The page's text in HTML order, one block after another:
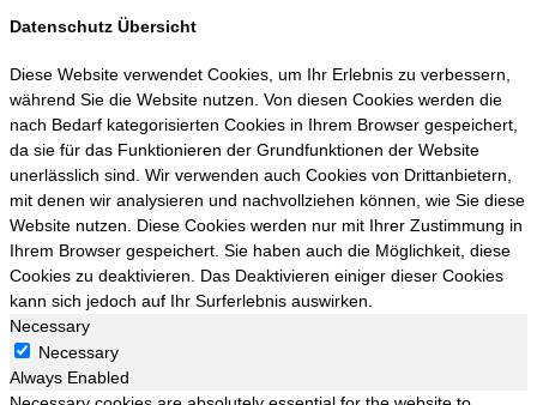
Datenschutz Übersicht
Diese Website verwendet Cookies, um Ihr Erlebnis zu verbessern,
während Sie die Website nutzen. Von diesen Cookies werden die
nach Bedarf kategorisierten Cookies in Ihrem Browser gespeichert,
da sie für das Funktionieren der Grundfunktionen der Website
unerlässlich sind. Wir verwenden auch Cookies von Drittanbietern,
mit denen wir analysieren und nachvollziehen können, wie Sie diese
Website nutzen. Diese Cookies werden nur mit Ihrer Zustimmung in
Ihrem Browser gespeichert. Sie haben auch die Möglichkeit, diese
Cookies zu deaktivieren. Das Deaktivieren einiger dieser Cookies
kann sich jedoch auf Ihr Surferlebnis auswirken.
Necessary
Necessary
Always Enabled